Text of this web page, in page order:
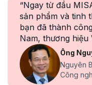
“Ngay từ đầu
sản phẩm và tinh
bạn đã thành
Nam, thương hiệu
Ông
Nguyên
Công